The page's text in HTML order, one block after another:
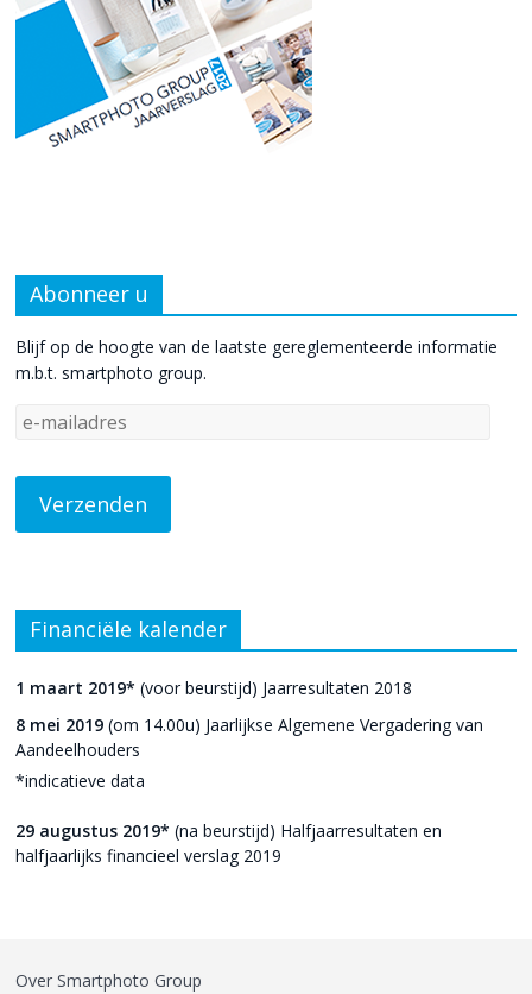
Abonneer u
Blijf op de hoogte van de laatste gereglementeerde informatie
m.b.t. smartphoto group.
Financiële kalender
1 maart 2019* (voor beurstijd) Jaarresultaten 2018
8 mei 2019 (om 14.00u) Jaarlijkse Algemene Vergadering van
Aandeelhouders
*indicatieve data
29 augustus 2019* (na beurstijd) Halfjaarresultaten en
halfjaarlijks financieel verslag 2019
Over Smartphoto Group